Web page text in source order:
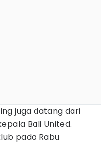
juga datang dari
Bali United.
pada Rabu